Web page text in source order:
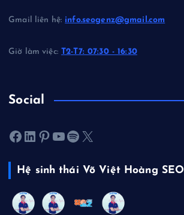
Gmail liên hệ: info.seogenz@gmail.com
Giờ làm việc:T2-T7: 07:30 - 16:30
Social
Facebook LinkedIn Pinterest Youtube Spotify X
Hệ sinh thái Võ Việt Hoàng SEO